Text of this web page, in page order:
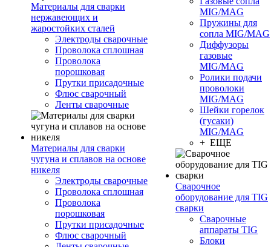
Материалы для сварки
нержавеющих и
жаростойких сталей
Электроды сварочные
Проволока сплошная
Проволока
порошковая
Прутки присадочные
Флюс сварочный
Ленты сварочные
Материалы для сварки
чугуна и сплавов на основе
никеля
Электроды сварочные
Проволока сплошная
Проволока
порошковая
Прутки присадочные
Флюс сварочный
MIG/MAG
Пружины для
сопла MIG/MAG
Диффузоры
газовые
MIG/MAG
Ролики подачи
проволоки
MIG/MAG
Шейки горелок
(гусаки)
MIG/MAG
+ ЕЩЕ
Сварочное
оборудование для TIG
сварки
Сварочные
аппараты TIG
Блоки